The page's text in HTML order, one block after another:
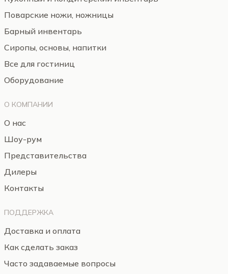
Поварские ножи, ножницы
Барный инвентарь
Сиропы, основы, напитки
Все для гостиниц
Оборудование
О КОМПАНИИ
О нас
Шоу-рум
Представительства
Дилеры
Контакты
ПОДДЕРЖКА
Доставка и оплата
Как сделать заказ
Часто задаваемые вопросы